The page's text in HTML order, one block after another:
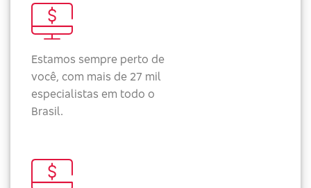
Estamos sempre perto de
você, com mais de 27 mil
especialistas em todo o
Brasil.